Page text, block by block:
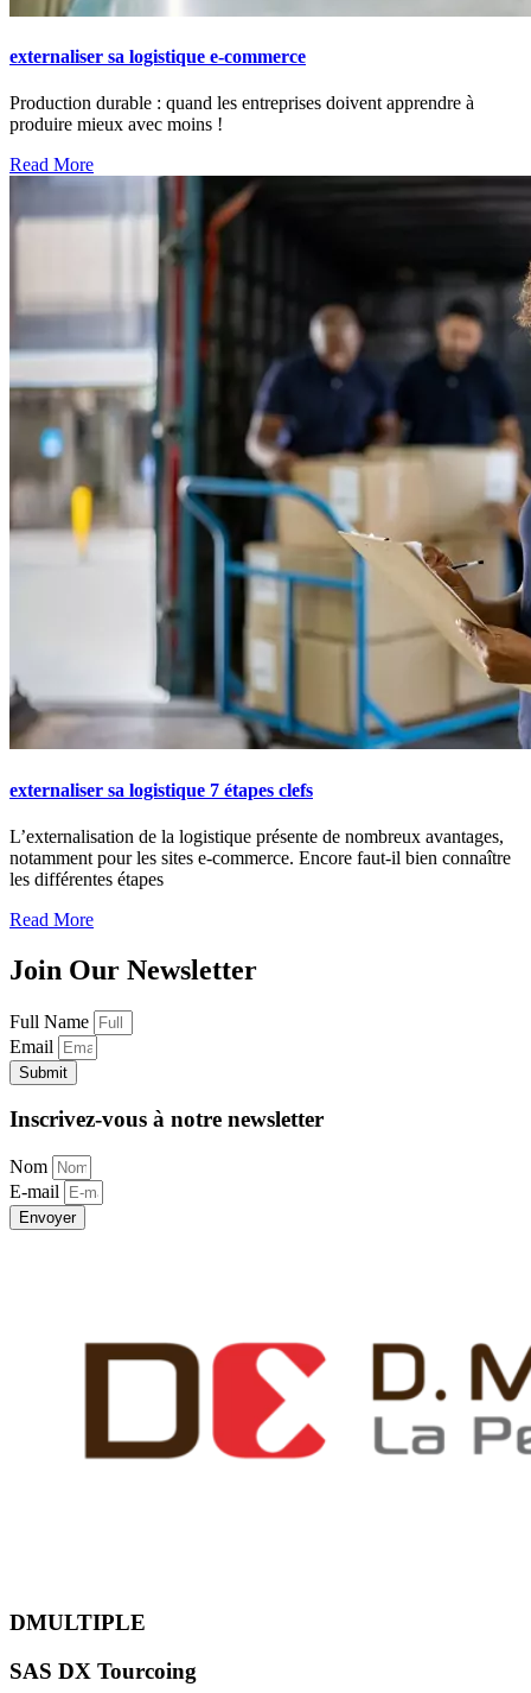
externaliser sa logistique e-commerce
Production durable : quand les entreprises doivent apprendre à
produire mieux avec moins !
Read More
externaliser sa logistique 7 étapes clefs
L’externalisation de la logistique présente de nombreux avantages,
notamment pour les sites e-commerce. Encore faut-il bien connaître
les différentes étapes
Read More
Join Our Newsletter
Full Name
Email
Submit
Inscrivez-vous à notre newsletter
Nom
E-mail
Envoyer
DMULTIPLE
SAS DX Tourcoing